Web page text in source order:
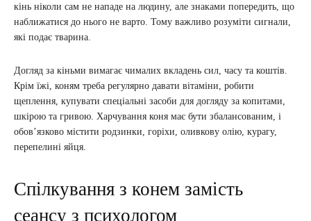
кінь ніколи сам не нападе на людину, але знаками попередить, що
наближатися до нього не варто. Тому важливо розуміти сигнали,
які подає тварина.
Догляд за кіньми вимагає чималих вкладень сил, часу та коштів.
Крім їжі, коням треба регулярно давати вітаміни, робити
щеплення, купувати спеціальні засоби для догляду за копитами,
шкірою та гривою. Харчування коня має бути збалансованим, і
обов’язково містити родзинки, горіхи, оливкову олію, курагу,
перепелині яйця.
Спілкування з конем замість
сеансу з психологом